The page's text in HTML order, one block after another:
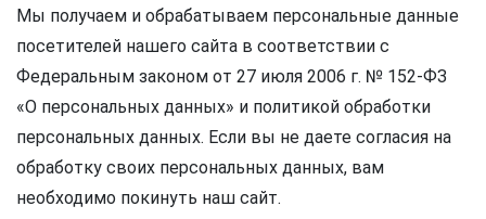
Мы получаем и обрабатываем персональные данные
посетителей нашего сайта в соответствии с
Федеральным законом от 27 июля 2006 г. № 152-ФЗ
«О персональных данных» и политикой обработки
персональных данных. Если вы не даете согласия на
обработку своих персональных данных, вам
необходимо покинуть наш сайт.